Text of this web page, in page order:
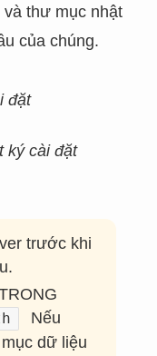
thư mục nhật
của chúng.
đặt
ký cài đặt
trước khi
Nếu
dữ liệu